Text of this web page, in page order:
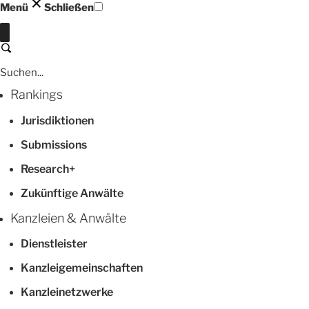
Menü Schließen
Suchen
Rankings
Jurisdiktionen
Submissions
Research+
Zukünftige Anwälte
Kanzleien & Anwälte
Dienstleister
Kanzleigemeinschaften
Kanzleinetzwerke